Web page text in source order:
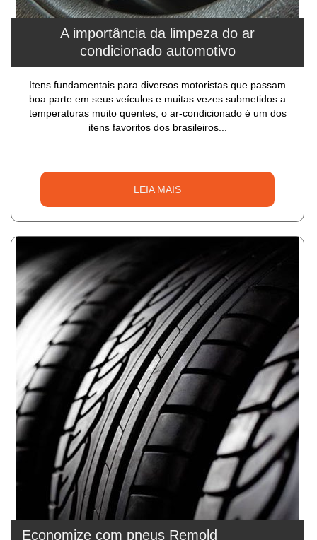
A importância da limpeza do ar
condicionado automotivo
Itens fundamentais para diversos motoristas que passam
boa parte em seus veículos e muitas vezes submetidos a
temperaturas muito quentes, o ar-condicionado é um dos
itens favoritos dos brasileiros...
LEIA MAIS
Economize com pneus Remold